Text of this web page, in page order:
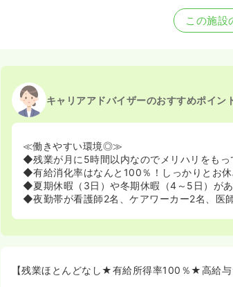
この施設
キャリアアドバイザーのおすすめポイン
≪働きやすい環境◎≫
◆残業が月に5時間以内なのでメリハリをもっ
◆有給消化率はなんと100％！しっかりとお
◆夏期休暇（3日）や冬期休暇（4～5日）が
◆夜勤帯が看護師2名、ケアワーカー2名、医
【残業ほとんどなし★有給所得率100％★高給